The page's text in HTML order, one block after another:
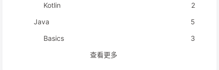
Kotlin
2
Java
5
Basics
3
查看更多